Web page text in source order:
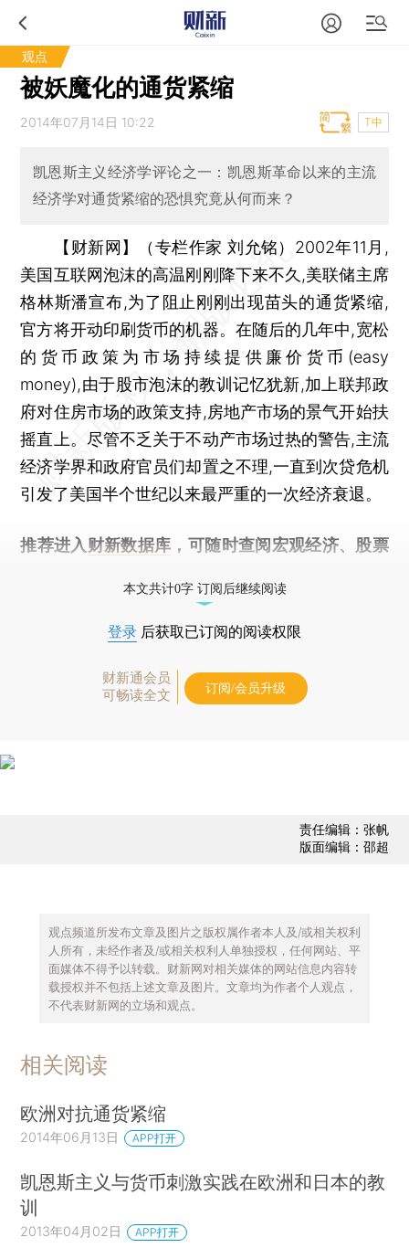
观点
被妖魔化的通货紧缩
2014年07月14日 10:22 T中
凯恩斯主义经济学评论之一：凯恩斯革命以来的主流
经济学对通货紧缩的恐惧究竟从何而来？
【财新网】（专栏作家 刘允铭） 2002年11月,
美国互联网泡沫的高温刚刚降下来不久,美联储主席
格林斯潘宣布,为了阻止刚刚出现苗头的通货紧缩,
官方将开动印刷货币的机器。在随后的几年中,宽松
的货币政策为市场持续提供廉价货币(easy
money),由于股市泡沫的教训记忆犹新,加上联邦政
府对住房市场的政策支持,房地产市场的景气开始扶
摇直上。尽管不乏关于不动产市场过热的警告,主流
经济学界和政府官员们却置之不理,一直到次贷危机
引发了美国半个世纪以来最严重的一次经济衰退。
推荐进入 财新数据库 ，可随时查阅宏观经济、股票
本文共计0字 订阅后继续阅读
登录 后获取已订阅的阅读权限
财新通会员
可畅读全文
订阅/会员升级
责任编辑：张帆
版面编辑：邵超
观点频道所发布文章及图片之版权属作者本人及/或相关权利
人所有，未经作者及/或相关权利人单独授权，任何网站、平
面媒体不得予以转载。财新网对相关媒体的网站信息内容转
载授权并不包括上述文章及图片。文章均为作者个人观点，
不代表财新网的立场和观点。
相关阅读
欧洲对抗通货紧缩
2014年06月13日 APP打开
凯恩斯主义与货币刺激实践在欧洲和日本的教
训
2013年04月02日 APP打开